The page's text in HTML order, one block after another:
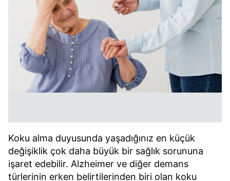
Koku alma duyusunda yaşadığınız en küçük
değişiklik çok daha büyük bir sağlık sorununa
işaret edebilir. Alzheimer ve diğer demans
türlerinin erken belirtilerinden biri olan koku